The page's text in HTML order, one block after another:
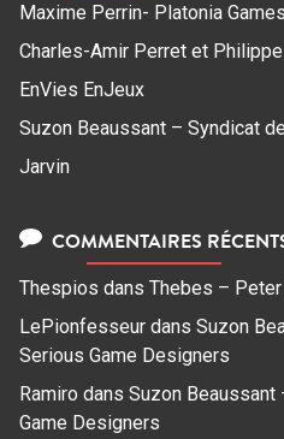
Maxime Perrin- Platonia Games
Charles-Amir Perret et
EnVies EnJeux
Suzon Beaussant – Syndicat
Jarvin
COMMENTAIRES
Thespios dans Thebes –
LePionfesseur dans Suzon
Serious Game Designers
Ramiro dans Suzon Beaussant
Game Designers